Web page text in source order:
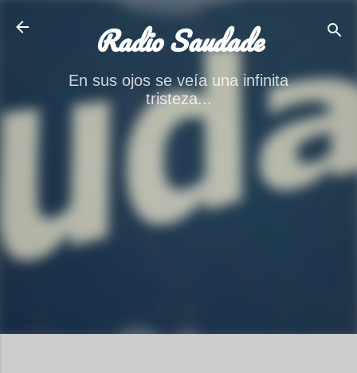
Radio Saudade
En sus ojos se veía una infinita
tristeza...